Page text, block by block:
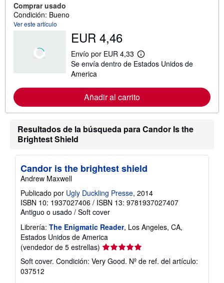
Comprar usado
Condición: Bueno
Ver este artículo
EUR 4,46
Envío por EUR 4,33
M
á
n
c
n
o
e
l
a
a
i
f
a
Se envía dentro de Estados Unidos de
America
Añadir al carrito
Resultados de la búsqueda para Candor Is the
Brightest Shield
Candor is the brightest shield
Andrew Maxwell
Publicado por Ugly Duckling Presse, 2014
ISBN 10: 1937027406 / ISBN 13: 9781937027407
Antiguo o usado / Soft cover
Librería: The Enigmatic Reader, Los Angeles, CA,
Estados Unidos de America
(vendedor de 5 estrellas) Calificación
del
vendedor:
Soft cover. Condición: Very Good. Nº de ref. del artículo:
037512